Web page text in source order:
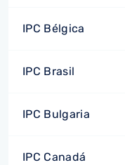
IPC Bélgica
IPC Brasil
IPC Bulgaria
IPC Canadá